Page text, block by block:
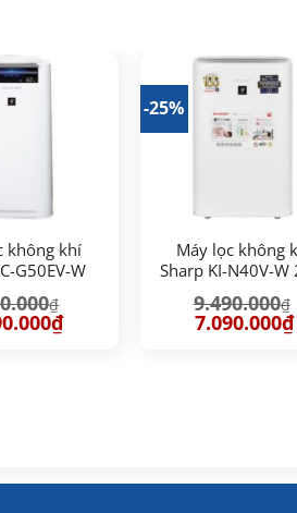
không khí
G50EV-W
₫
₫Giá
-25%
Máy lọc không
Sharp KI-N40V-W
9.490.000₫
Giá
gốc
7.090.000₫